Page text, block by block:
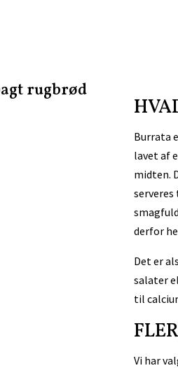
rugbrød
Burrata
lavet af
midten.
derfor
Det er
salater
til
Vi har